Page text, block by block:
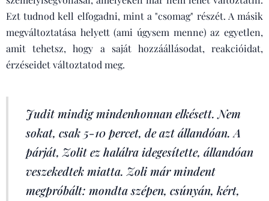
Ezt tudnod kell elfogadni, mint a "csomag" részét. A másik
megváltoztatása helyett (ami úgysem menne) az egyetlen,
amit tehetsz, hogy a saját hozzáállásodat, reakcióidat,
érzéseidet változtatod meg.
Judit mindig mindenhonnan elkésett. Nem
sokat, csak 5-10 percet, de azt állandóan. A
párját, Zolit ez halálra idegesítette, állandóan
veszekedtek miatta. Zoli már mindent
megpróbált: mondta szépen, csúnyán, kért,